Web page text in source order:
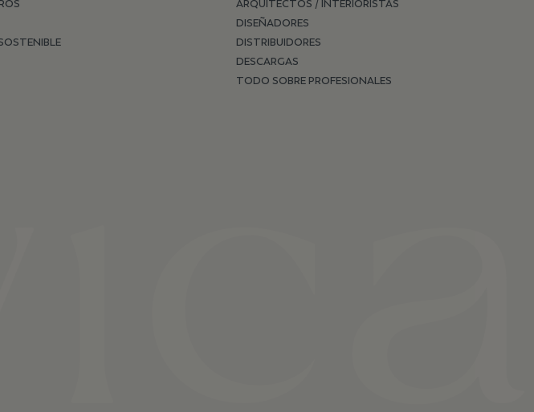
ARQUITECTOS / INTERIORISTAS
DISEÑADORES
DISTRIBUIDORES
DESCARGAS
TODO SOBRE PROFESIONALES